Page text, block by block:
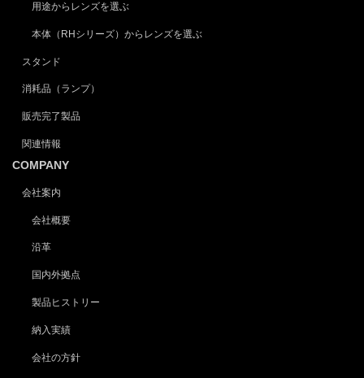
用途からレンズを選ぶ
本体（RHシリーズ）からレンズを選ぶ
スタンド
消耗品（ランプ）
販売完了製品
関連情報
COMPANY
会社案内
会社概要
沿革
国内外拠点
製品ヒストリー
納入実績
会社の方針